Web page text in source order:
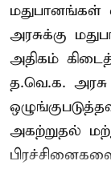
மதுபானங்கள்
அரசுக்கு
அதிகம்
த.வெ.க.
அகற்றுதல்